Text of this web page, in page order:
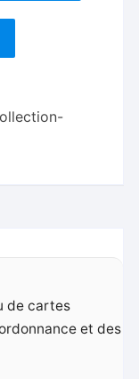
de cartes
et des